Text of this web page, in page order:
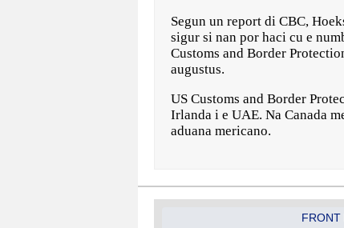
Segun un report di CBC,
sigur si nan por haci cu e
Customs and Border
augustus.
US Customs and Border
Irlanda i e UAE. Na Canada
aduana mericano.
FRONT